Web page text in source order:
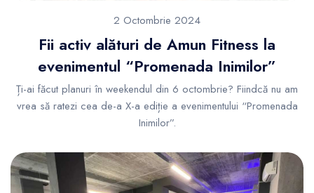
2 Octombrie 2024
Fii activ alături de Amun Fitness la
evenimentul “Promenada Inimilor”
Ți-ai făcut planuri în weekendul din 6 octombrie? Fiindcă nu am
vrea să ratezi cea de-a X-a ediție a evenimentului “Promenada
Inimilor”.